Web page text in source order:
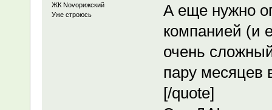
ЖК Novoрижский
Уже строюсь
А еще нужно
компанией (и
очень
пару
[/quote]